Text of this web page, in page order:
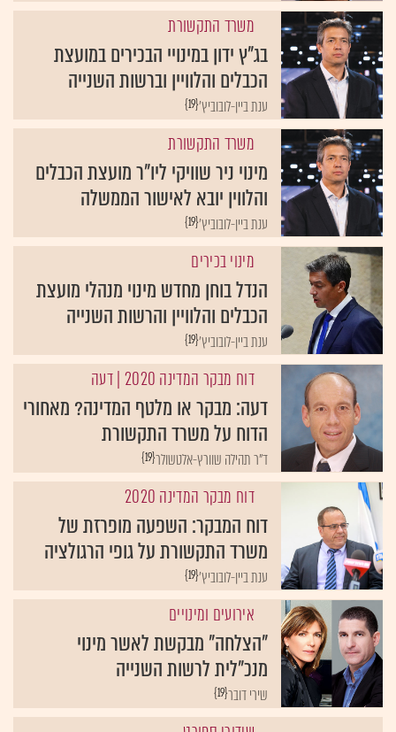
משרד התקשורת
בג"ץ ידון במינויי הבכירים במועצת
הכבלים והלוויין וברשות השנייה
{19}ענת ביין-לובוביץ'
משרד התקשורת
מינוי ניר שוויקי ליו"ר מועצת הכבלים
והלווין יובא לאישור הממשלה
{19}ענת ביין-לובוביץ'
מינוי בכירים
הנדל בוחן מחדש מינוי מנהלי מועצת
הכבלים והלוויין והרשות השנייה
{19}ענת ביין-לובוביץ'
דוח מבקר המדינה 2020 | דעה
דעה: מבקר או מלטף המדינה? מאחורי
הדוח על משרד התקשורת
{19}ד"ר תהילה שוורץ-אלטשולר
דוח מבקר המדינה 2020
דוח המבקר: השפעה מופרזת של
משרד התקשורת על גופי הרגולציה
{19}ענת ביין-לובוביץ'
אירועים ומינויים
"הצלחה" מבקשת לאשר מינוי
מנכ"לית לרשות השנייה
{19}שירי דובר